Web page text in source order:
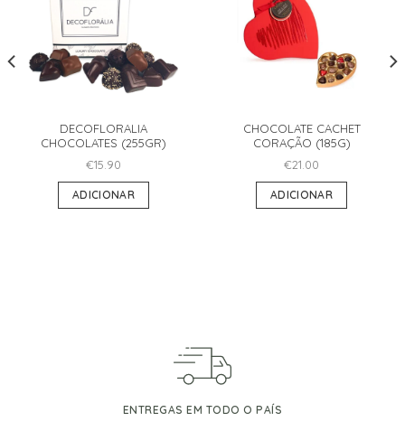
DECOFLORALIA
CHOCOLATES (255GR)
€15.90
ADICIONAR
CHOCOLATE CACHET
CORAÇÃO (185G)
€21.00
ADICIONAR
ENTREGAS EM TODO O PAÍS